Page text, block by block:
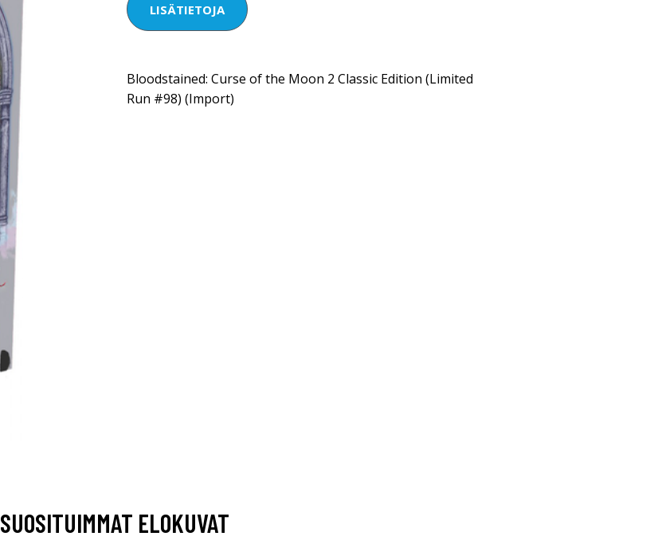
LISÄTIETOJA
Bloodstained: Curse of the Moon 2 Classic Edition (Limited
Run #98) (Import)
SUOSITUIMMAT ELOKUVAT